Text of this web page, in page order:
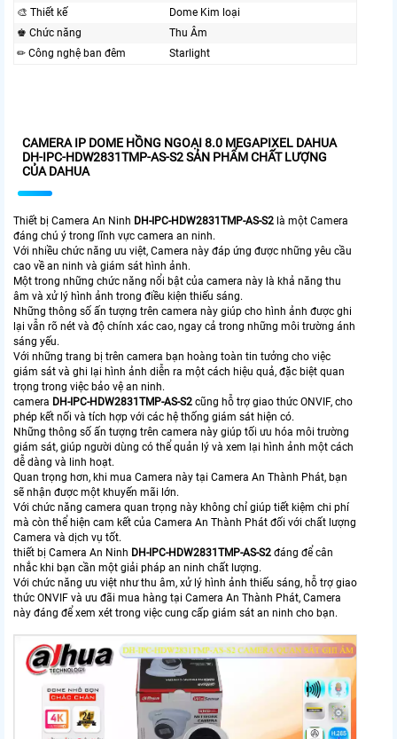
🎨 Thiết kế
Dome Kim loại
♚ Chức năng
Thu Âm
✏ Công nghệ ban đêm
Starlight
CAMERA IP DOME HỒNG NGOẠI 8.0 MEGAPIXEL DAHUA
DH-IPC-HDW2831TMP-AS-S2 SẢN PHẨM CHẤT LƯỢNG
CỦA DAHUA
Thiết bị Camera An Ninh DH-IPC-HDW2831TMP-AS-S2 là một Camera
đáng chú ý trong lĩnh vực camera an ninh.
Với nhiều chức năng ưu việt, Camera này đáp ứng được những yêu cầu
cao về an ninh và giám sát hình ảnh.
Một trong những chức năng nổi bật của camera này là khả năng thu
âm và xử lý hình ảnh trong điều kiện thiếu sáng.
Những thông số ấn tượng trên camera này giúp cho hình ảnh được ghi
lại vẫn rõ nét và độ chính xác cao, ngay cả trong những môi trường ánh
sáng yếu.
Với những trang bị trên camera bạn hoàng toàn tin tưởng cho việc
giám sát và ghi lại hình ảnh diễn ra một cách hiệu quả, đặc biệt quan
trọng trong việc bảo vệ an ninh.
camera DH-IPC-HDW2831TMP-AS-S2 cũng hỗ trợ giao thức ONVIF, cho
phép kết nối và tích hợp với các hệ thống giám sát hiện có.
Những thông số ấn tượng trên camera này giúp tối ưu hóa môi trường
giám sát, giúp người dùng có thể quản lý và xem lại hình ảnh một cách
dễ dàng và linh hoạt.
Quan trọng hơn, khi mua Camera này tại Camera An Thành Phát, bạn
sẽ nhận được một khuyến mãi lớn.
Với chức năng camera quan trọng này không chỉ giúp tiết kiệm chi phí
mà còn thể hiện cam kết của Camera An Thành Phát đối với chất lượng
Camera và dịch vụ tốt.
thiết bị Camera An Ninh DH-IPC-HDW2831TMP-AS-S2 đáng để cân
nhắc khi bạn cần một giải pháp an ninh chất lượng.
Với chức năng ưu việt như thu âm, xử lý hình ảnh thiếu sáng, hỗ trợ giao
thức ONVIF và ưu đãi mua hàng tại Camera An Thành Phát, Camera
này đáng để xem xét trong việc cung cấp giám sát an ninh cho bạn.